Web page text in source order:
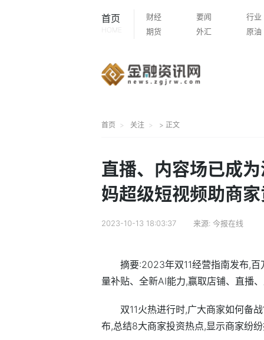
首页
HOME
财经 要闻
行业
期货
外汇 原油
首页 关注 > 正文
直播、内容场已成
妈超级短视频助商
2023-10-13 18:03:37 来源: 今报在线
摘要:2023年双11经营指南发布,
量补贴、全新AI能力,赢取店铺、直播
双11火热进行时,广大商家如何备
布,总结8大商家投资热点,显示商家纷